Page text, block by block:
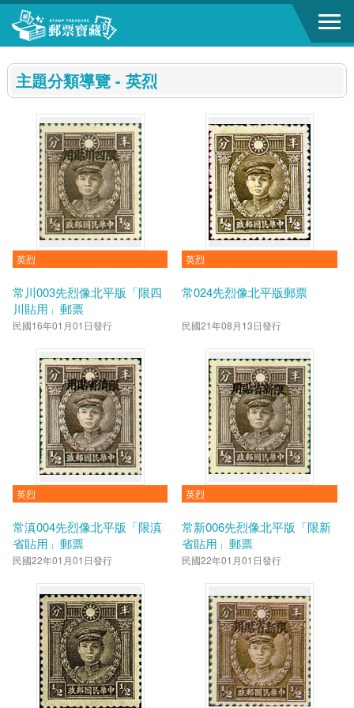
跳到主要內容區塊
主題分類導覽 - 英烈
英烈
常川003先烈像北平版「限四
川貼用」郵票
民國16年01月01日發行
英烈
常024先烈像北平版郵票
民國21年08月13日發行
英烈
常滇004先烈像北平版「限滇
省貼用」郵票
民國22年01月01日發行
英烈
常新006先烈像北平版「限新
省貼用」郵票
民國22年01月01日發行